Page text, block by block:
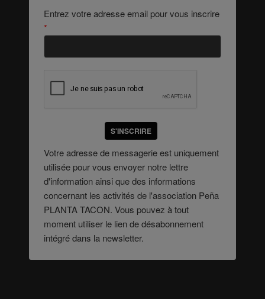
Entrez votre adresse email pour vous inscrire
*
S'INSCRIRE
Votre adresse de messagerie est uniquement
utilisée pour vous envoyer notre lettre
d'information ainsi que des informations
concernant les activités de l'association Peña
PLANTA TACON. Vous pouvez à tout
moment utiliser le lien de désabonnement
intégré dans la newsletter.